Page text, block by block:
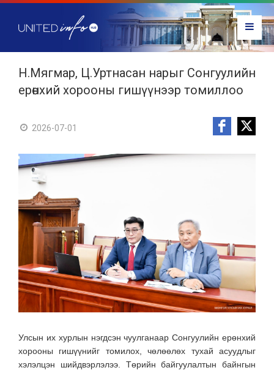
Н.Мягмар, Ц.Уртнасан нарыг Сонгуулийн
ерөнхий хорооны гишүүнээр томиллоо
2026-07-01
Улсын их хурлын нэгдсэн чуулганаар Сонгуулийн ерөнхий
хорооны гишүүнийг томилох, чөлөөлөх тухай асуудлыг
хэлэлцэн шийдвэрлэлээ. Төрийн байгуулалтын байнгын